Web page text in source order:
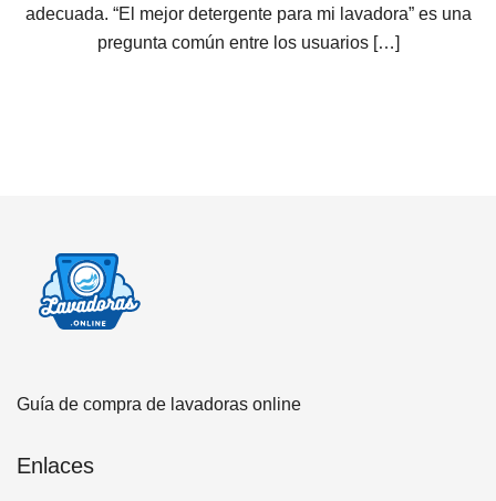
adecuada. “El mejor detergente para mi lavadora” es una
pregunta común entre los usuarios […]
Guía de compra de lavadoras online
Enlaces